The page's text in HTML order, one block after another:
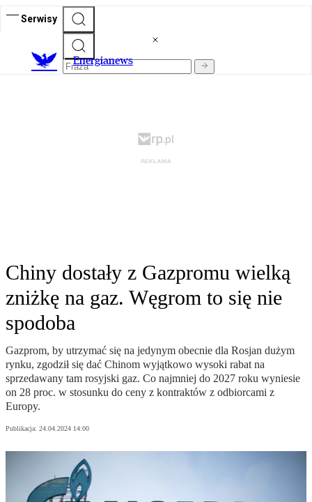
Serwisy
Energianews
Chiny dostały z Gazpromu wielką
zniżkę na gaz. Węgrom to się nie
spodoba
Gazprom, by utrzymać się na jedynym obecnie dla Rosjan dużym
rynku, zgodził się dać Chinom wyjątkowo wysoki rabat na
sprzedawany tam rosyjski gaz. Co najmniej do 2027 roku wyniesie
on 28 proc. w stosunku do ceny z kontraktów z odbiorcami z
Europy.
Publikacja: 24.04.2024 14:00